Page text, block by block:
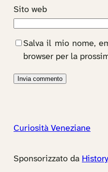
Sito web
Salva il mio nome,
browser per la
Curiosità Veneziane
Sponsorizzato da